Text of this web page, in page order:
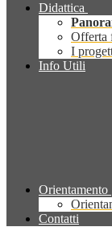
Didattica
Offerta
I
Info Utili
Orientamento
Contatti